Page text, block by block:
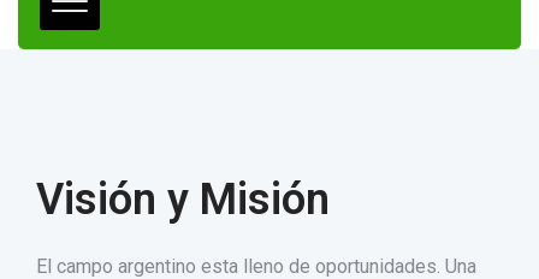
Visión y Misión
El campo argentino esta lleno de oportunidades. Una